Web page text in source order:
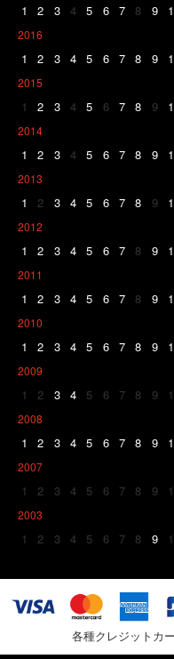
1 2 3 4 5 6 7 8 9
2016
1 2 3 4 5 6 7 8 9
2015
1 2 3 4 5 6 7 8 9
2014
1 2 3 4 5 6 7 8 9
2013
1 2 3 4 5 6 7 8 9
2012
1 2 3 4 5 6 7 8 9
2011
1 2 3 4 5 6 7 8 9
2010
1 2 3 4 5 6 7 8 9
2009
1 2 3 4 5 6 7 8 9
2008
1 2 3 4 5 6 7 8 9
2007
1 2 3 4 5 6 7 8 9
2003
1 2 3 4 5 6 7 8 9
各種クレジットカ